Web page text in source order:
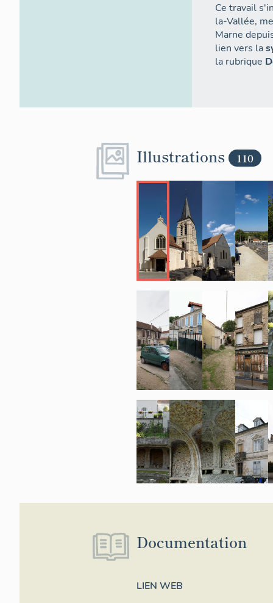
Ce travail
la-Vallée,
Marne
lien vers la
la rubrique
Illustrations 110
Documentation
LIEN WEB